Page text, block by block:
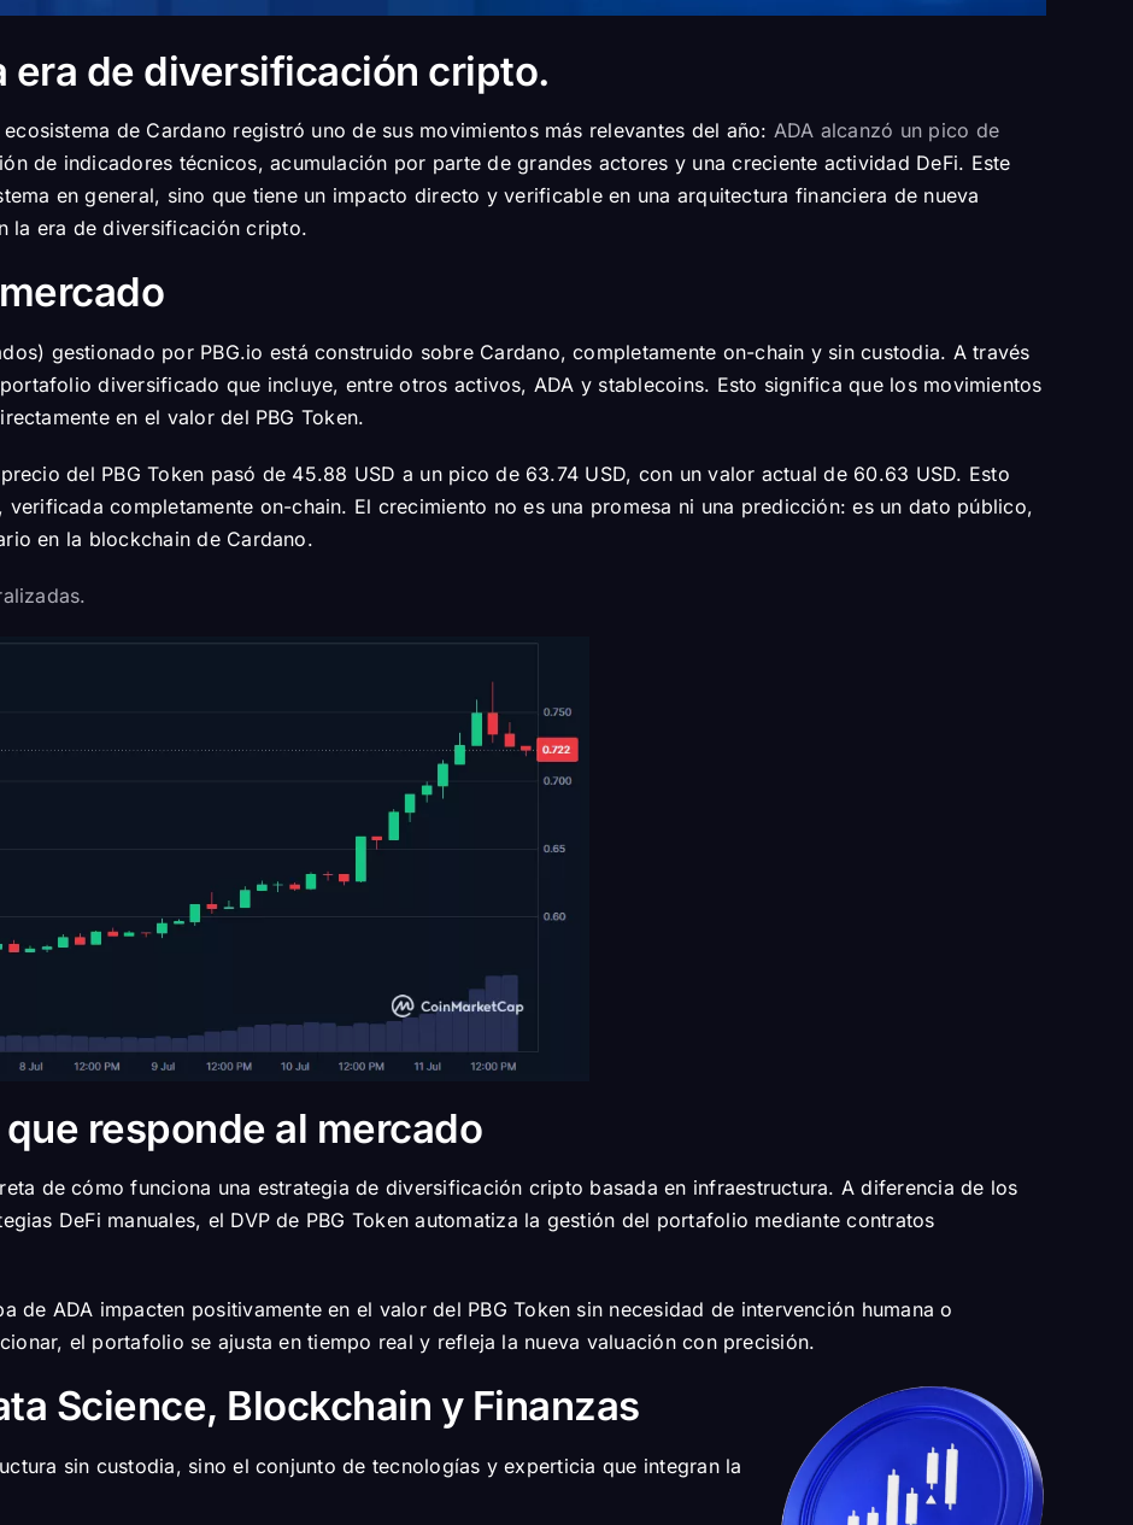
era de diversificación cripto.
de Cardano registró uno de sus movimientos más relevantes del año: ADA alcanzó un pico de
de indicadores técnicos, acumulación por parte de grandes actores y una creciente actividad DeFi. Este
en general, sino que tiene un impacto directo y verificable en una arquitectura financiera de nueva
la era de diversificación cripto.
gestionado por PBG.io está construido sobre Cardano, completamente on-chain y sin custodia. A través
diversificado que incluye, entre otros activos, ADA y stablecoins. Esto significa que los movimientos
en el valor del PBG Token.
del PBG Token pasó de 45.88 USD a un pico de 63.74 USD, con un valor actual de 60.63 USD. Esto
completamente on-chain. El crecimiento no es una promesa ni una predicción: es un dato público,
en la blockchain de Cardano.
responde al mercado
de cómo funciona una estrategia de diversificación cripto basada en infraestructura. A diferencia de los
DeFi manuales, el DVP de PBG Token automatiza la gestión del portafolio mediante contratos
de ADA impacten positivamente en el valor del PBG Token sin necesidad de intervención humana o
el portafolio se ajusta en tiempo real y refleja la nueva valuación con precisión.
Science, Blockchain y Finanzas
sin custodia, sino el conjunto de tecnologías y experticia que integran la